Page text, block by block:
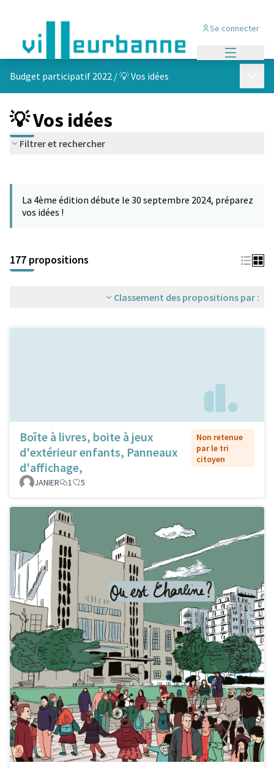
Se connecter
Budget participatif 2022 /💡 Vos idées
💡 Vos idées
Filtrer et rechercher
−
La 4ème édition débute le 30 septembre 2024, préparez
vos idées !
177 propositions
Classement des propositions par :
Boîte à livres, boite à jeux
d'extérieur enfants, Panneaux
d'affichage,
Non retenue
par le tri
citoyen
JANIER 1 5